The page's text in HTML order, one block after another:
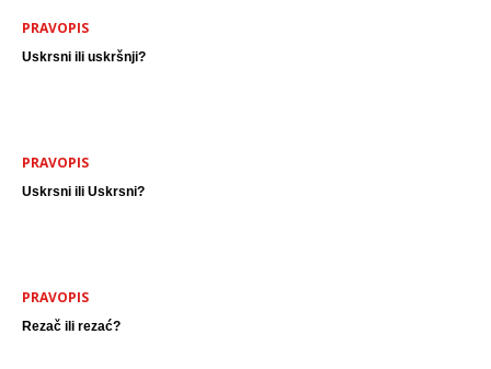
PRAVOPIS
Uskrsni ili uskršnji?
PRAVOPIS
Uskrsni ili Uskrsni?
PRAVOPIS
Rezač ili rezać?